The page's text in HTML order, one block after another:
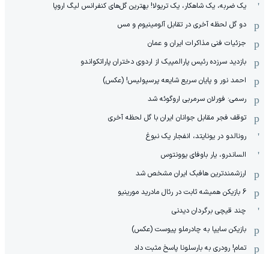
یک ضربه، یک شاهکار، یک تریولا! بهترین گل‌های کنفرانس لیگ اروپا
دو گل لحظه آخری در تقابل آلومینیوم و مس
جزئیات فنی مذاکرات ایران و عمان
بازدید سرزده رئیس پارالمپیک از اردوی دختران پاراتکواندو
احمد نور و پایان سریع شایعه پرسپولیس! (عکس)
رسمی: فورلان سرمربی اروگوئه شد
توقف فجر مقابل جوانان ایران با گل لحظه آخری
رونالدو در یونایتد، انفجار یک نبوغ
الساندرو، یار باوفای یوونتوس
ارزشمندترین هافبک ایران مشخص شد
6 بازیکن همیشه ثابت در رئال مادرید مورینیو
چند قیچی برگردان دیدنی
بازیکن سایپا به چادرملو پیوست (عکس)
تمام! رودری به بارسلونا پاسخ مثبت داد